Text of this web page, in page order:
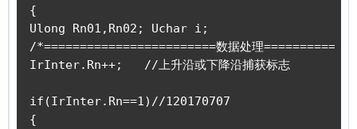
{
Ulong Rn01,Rn02; Uchar i;
/*========================数据处理
IrInter.Rn++;   //上升沿或下降沿捕获标志
if(IrInter.Rn==1)//120170707
{